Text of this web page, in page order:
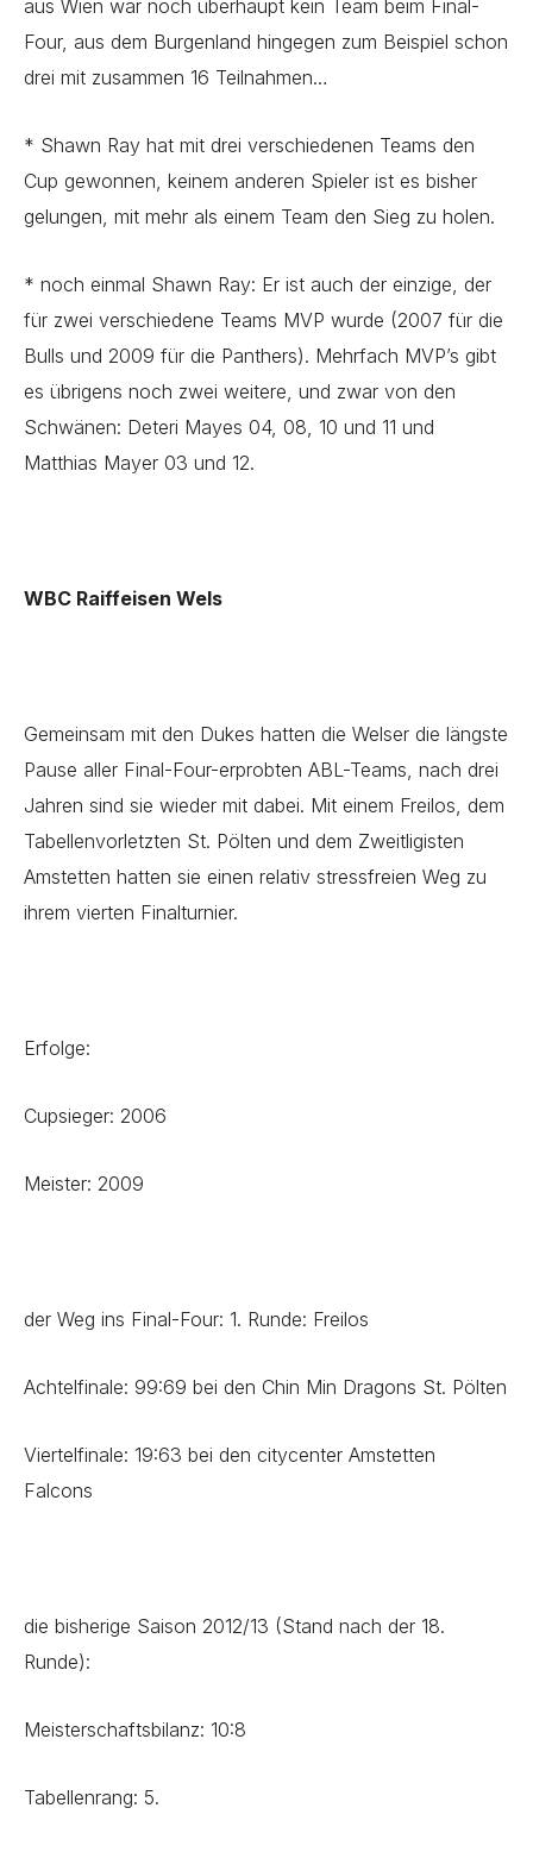
aus Wien war noch überhaupt kein Team beim Final-
Four, aus dem Burgenland hingegen zum Beispiel schon
drei mit zusammen 16 Teilnahmen…
* Shawn Ray hat mit drei verschiedenen Teams den
Cup gewonnen, keinem anderen Spieler ist es bisher
gelungen, mit mehr als einem Team den Sieg zu holen.
* noch einmal Shawn Ray: Er ist auch der einzige, der
für zwei verschiedene Teams MVP wurde (2007 für die
Bulls und 2009 für die Panthers). Mehrfach MVP’s gibt
es übrigens noch zwei weitere, und zwar von den
Schwänen: Deteri Mayes 04, 08, 10 und 11 und
Matthias Mayer 03 und 12.
WBC Raiffeisen Wels
Gemeinsam mit den Dukes hatten die Welser die längste
Pause aller Final-Four-erprobten ABL-Teams, nach drei
Jahren sind sie wieder mit dabei. Mit einem Freilos, dem
Tabellenvorletzten St. Pölten und dem Zweitligisten
Amstetten hatten sie einen relativ stressfreien Weg zu
ihrem vierten Finalturnier.
Erfolge:
Cupsieger: 2006
Meister: 2009
der Weg ins Final-Four: 1. Runde: Freilos
Achtelfinale: 99:69 bei den Chin Min Dragons St. Pölten
Viertelfinale: 19:63 bei den citycenter Amstetten
Falcons
die bisherige Saison 2012/13 (Stand nach der 18.
Runde):
Meisterschaftsbilanz: 10:8
Tabellenrang: 5.